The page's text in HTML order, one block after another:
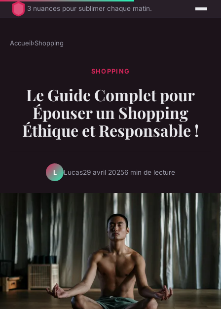
3 nuances pour sublimer chaque matin.
Accueil›Shopping
SHOPPING
Le Guide Complet pour
Épouser un Shopping
Éthique et Responsable !
L Lucas29 avril 20256 min de lecture